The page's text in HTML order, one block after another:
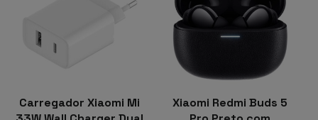
Carregador Xiaomi Mi
Xiaomi Redmi Buds 5